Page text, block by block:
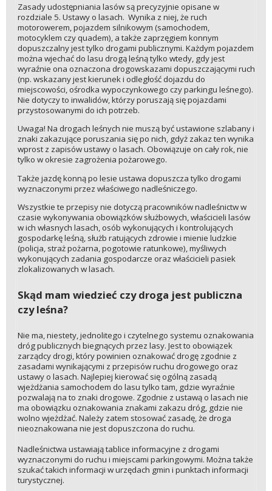
Zasady udostępniania lasów są precyzyjnie opisane w
rozdziale 5. Ustawy o lasach. Wynika z niej, że ruch
motorowerem, pojazdem silnikowym (samochodem,
motocyklem czy quadem), a także zaprzęgiem konnym
dopuszczalny jest tylko drogami publicznymi. Każdym pojazdem
można wjechać do lasu drogą leśną tylko wtedy, gdy jest
wyraźnie ona oznaczona drogowskazami dopuszczającymi ruch
(np. wskazany jest kierunek i odległość dojazdu do
miejscowości, ośrodka wypoczynkowego czy parkingu leśnego).
Nie dotyczy to inwalidów, którzy poruszają się pojazdami
przystosowanymi do ich potrzeb.
Uwaga! Na drogach leśnych nie muszą być ustawione szlabany i
znaki zakazujące poruszania się po nich, gdyż zakaz ten wynika
wprost z zapisów ustawy o lasach. Obowiązuje on cały rok, nie
tylko w okresie zagrożenia pożarowego.
Także jazdę konną po lesie ustawa dopuszcza tylko drogami
wyznaczonymi przez właściwego nadleśniczego.
Wszystkie te przepisy nie dotyczą pracowników nadleśnictw w
czasie wykonywania obowiązków służbowych, właścicieli lasów
w ich własnych lasach, osób wykonujących i kontrolujących
gospodarkę leśną, służb ratujących zdrowie i mienie ludzkie
(policja, straż pożarna, pogotowie ratunkowe), myśliwych
wykonujących zadania gospodarcze oraz właścicieli pasiek
zlokalizowanych w lasach.
Skąd mam wiedzieć czy droga jest publiczna
czy leśna?
Nie ma, niestety, jednolitego i czytelnego systemu oznakowania
dróg publicznych biegnących przez lasy. Jest to obowiązek
zarządcy drogi, który powinien oznakować drogę zgodnie z
zasadami wynikającymi z przepisów ruchu drogowego oraz
ustawy o lasach. Najlepiej kierować się ogólną zasadą
wjeżdżania samochodem do lasu tylko tam, gdzie wyraźnie
pozwalają na to znaki drogowe. Zgodnie z ustawą o lasach nie
ma obowiązku oznakowania znakami zakazu dróg, gdzie nie
wolno wjeżdżać. Należy zatem stosować zasadę, że droga
nieoznakowana nie jest dopuszczona do ruchu.
Nadleśnictwa ustawiają tablice informacyjne z drogami
wyznaczonymi do ruchu i miejscami parkingowymi. Można także
szukać takich informacji w urzędach gmin i punktach informacji
turystycznej.